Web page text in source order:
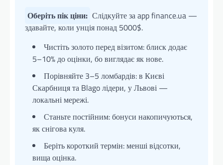
Оберіть пік ціни: Слідкуйте за app finance.ua —
здавайте, коли унція понад 5000$.
Чистіть золото перед візитом: блиск додає
5–10% до оцінки, бо виглядає як нове.
Порівняйте 3–5 ломбардів: в Києві
Скарбниця та Blago лідери, у Львові —
локальні мережі.
Станьте постійним: бонуси накопичуються,
як снігова куля.
Беріть короткий термін: менші відсотки,
вища оцінка.